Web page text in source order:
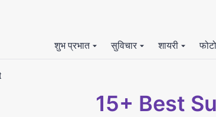
शुभ प्रभात सुविचार शायरी फोटो
15+ Best